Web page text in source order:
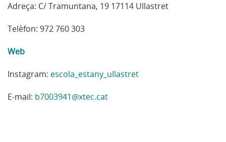
Adreça: C/ Tramuntana, 19 17114 Ullastret
Telèfon: 972 760 303
Web
Instagram: escola_estany_ullastret
E-mail: b7003941@xtec.cat